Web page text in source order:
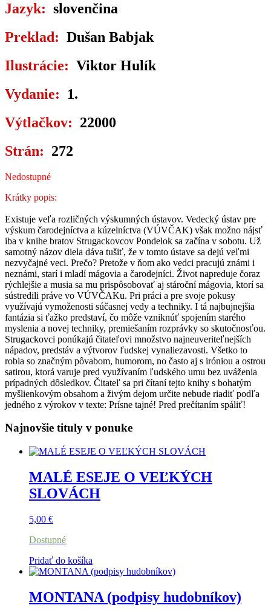
Jazyk: slovenčina
Preklad: Dušan Babjak
Ilustrácie: Viktor Hulík
Vydanie: 1.
Výtlačkov: 22000
Strán: 272
Nedostupné
Krátky popis:
Existuje veľa rozličných výskumných ústavov. Vedecký ústav pre
výskum čarodejníctva a kúzelníctva (VÚVČAK) však možno nájsť
iba v knihe bratov Strugackovcov Pondelok sa začína v sobotu. Už
samotný názov diela dáva tušiť, že v tomto ústave sa dejú veľmi
nezvyčajné veci. Prečo? Pretože v ňom ako vedci pracujú známi i
neznámi, starí i mladí mágovia a čarodejníci. Život napreduje čoraz
rýchlejšie a musia sa mu prispôsobovať aj stároční mágovia, ktorí sa
sústredili práve vo VÚVČAKu. Pri práci a pre svoje pokusy
využívajú vymoženosti súčasnej vedy a techniky. I tá najbujnejšia
fantázia si ťažko predstaví, čo môže vzniknúť spojením starého
myslenia a novej techniky, premiešaním rozprávky so skutočnosťou.
Strugackovci ponúkajú čitateľovi množstvo najneuveriteľnejších
nápadov, predstáv a výtvorov ľudskej vynaliezavosti. Všetko to
robia so značným pôvabom, humorom, no často aj s iróniou a ostrou
satirou, ktorá varuje pred využívaním ľudského umu bez uváženia
prípadných dôsledkov. Čitateľ sa pri čítaní tejto knihy s bohatým
myšlienkovým obsahom a živým dejom určite nebude riadiť podľa
jedného z výrokov v texte: Prísne tajné! Pred prečítaním spáliť!
Najnovšie tituly v ponuke
MALÉ ESEJE O VEĽKÝCH
SLOVÁCH
5,00 €
Dostupné
Pridať do košíka
MONTANA (podpisy hudobníkov)